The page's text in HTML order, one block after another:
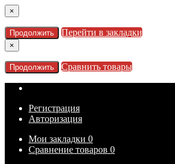
×
Продолжить Перейти в закладки
×
Продолжить Сравнить товары
Регистрация
Авторизация
Мои закладки 0
Сравнение товаров 0